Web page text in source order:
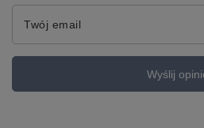
Twój email
Wyślij